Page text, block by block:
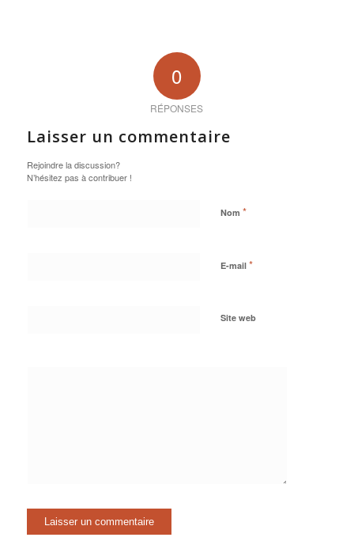
0
RÉPONSES
Laisser un commentaire
Rejoindre la discussion?
N’hésitez pas à contribuer !
Nom *
E-mail *
Site web